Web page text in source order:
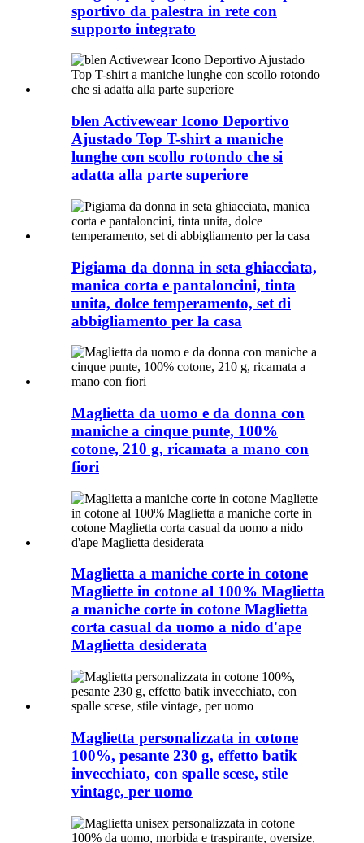
sportivo da palestra in rete con
supporto integrato
blen Activewear Icono Deportivo
Ajustado Top T-shirt a maniche
lunghe con scollo rotondo che si
adatta alla parte superiore
Pigiama da donna in seta ghiacciata,
manica corta e pantaloncini, tinta
unita, dolce temperamento, set di
abbigliamento per la casa
Maglietta da uomo e da donna con
maniche a cinque punte, 100%
cotone, 210 g, ricamata a mano con
fiori
Maglietta a maniche corte in cotone
Magliette in cotone al 100% Maglietta
a maniche corte in cotone Maglietta
corta casual da uomo a nido d'ape
Maglietta desiderata
Maglietta personalizzata in cotone
100%, pesante 230 g, effetto batik
invecchiato, con spalle scese, stile
vintage, per uomo